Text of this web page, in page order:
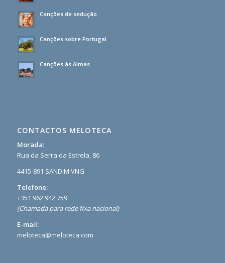
Canções de sedução
Canções sobre Portugal
Canções às Almas
CONTACTOS MELOTECA
Morada:
Rua da Serra da Estrela, 86
4415-891 SANDIM VNG
Telefone:
+351 962 942 759
(Chamada para rede fixa nacional)
E-mail:
meloteca@meloteca.com